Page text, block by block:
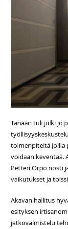
Tänään tuli julki jo
toimenpiteitä joilla
voidaan keventää.
Petteri Orpo nosti
vaikutukset ja
Akavan hallitus
esityksen
jatkovalmistelu